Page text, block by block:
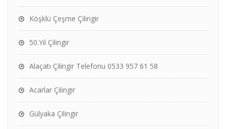
Köşklü Çeşme Çilingir
50.Yıl Çilingir
Alaçatı Çilingir Telefonu 0533 957 61 58
Acarlar Çilingir
Gülyaka Çilingir